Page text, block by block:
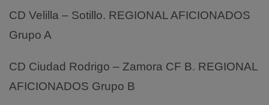
CD Velilla – Sotillo. REGIONAL AFICIONADOS
Grupo A
CD Ciudad Rodrigo – Zamora CF B. REGIONAL
AFICIONADOS Grupo B